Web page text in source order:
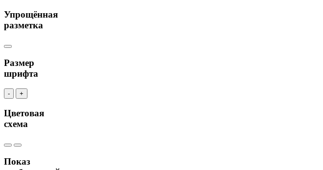
Упрощённая
разметка
Размер
шрифта
- +
Цветовая
схема
Показ